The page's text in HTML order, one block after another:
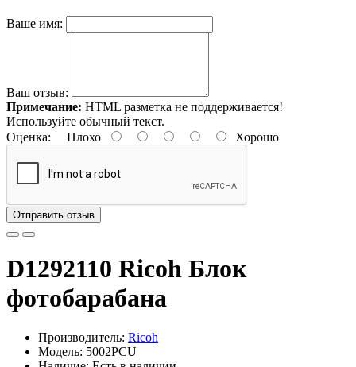
Ваше имя:
Ваш отзыв:
Примечание: HTML разметка не поддерживается!
Используйте обычный текст.
Оценка: Плохо Хорошо
Отправить отзыв
D1292110 Ricoh Блок
фотобарабана
Производитель: Ricoh
Модель: 5002PCU